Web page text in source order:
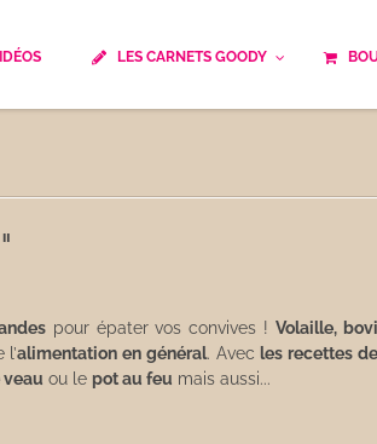
française traditionnelle
et rapide
Robots
Healthy
LES CARNETS GOODY
Spécialité culinaire
pour épater vos convives ! Volaille,
l’alimentation en général. Avec les recettes
ou le pot au feu mais aussi...